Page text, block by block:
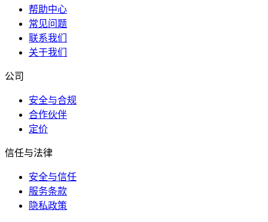
帮助中心
常见问题
联系我们
关于我们
公司
安全与合规
合作伙伴
定价
信任与法律
安全与信任
服务条款
隐私政策